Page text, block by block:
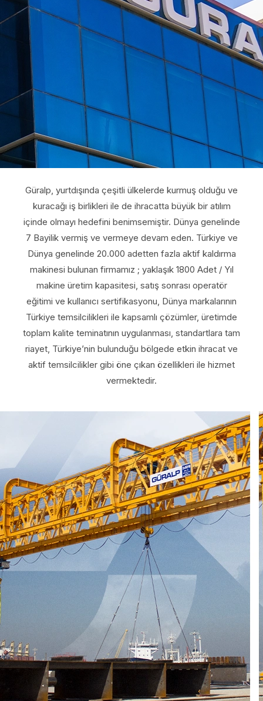
Güralp, yurtdışında çeşitli ülkelerde kurmuş olduğu ve
kuracağı iş birlikleri ile de ihracatta büyük bir atılım
içinde olmayı hedefini benimsemiştir. Dünya genelinde
7 Bayilik vermiş ve vermeye devam eden. Türkiye ve
Dünya genelinde 20.000 adetten fazla aktif kaldırma
makinesi bulunan firmamız ; yaklaşık 1800 Adet / Yıl
makine üretim kapasitesi, satış sonrası operatör
eğitimi ve kullanıcı sertifikasyonu, Dünya markalarının
Türkiye temsilcilikleri ile kapsamlı çözümler, üretimde
toplam kalite teminatının uygulanması, standartlara tam
riayet, Türkiye’nin bulunduğu bölgede etkin ihracat ve
aktif temsilcilikler gibi öne çıkan özellikleri ile hizmet
vermektedir.